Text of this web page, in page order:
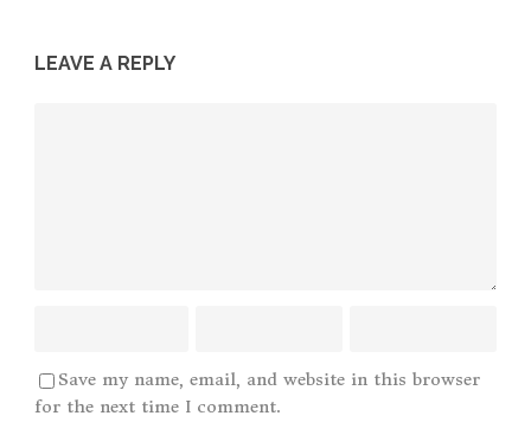
LEAVE A REPLY
Save my name, email, and website in this browser
for the next time I comment.